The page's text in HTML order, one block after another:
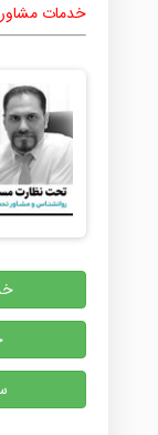
خدمات